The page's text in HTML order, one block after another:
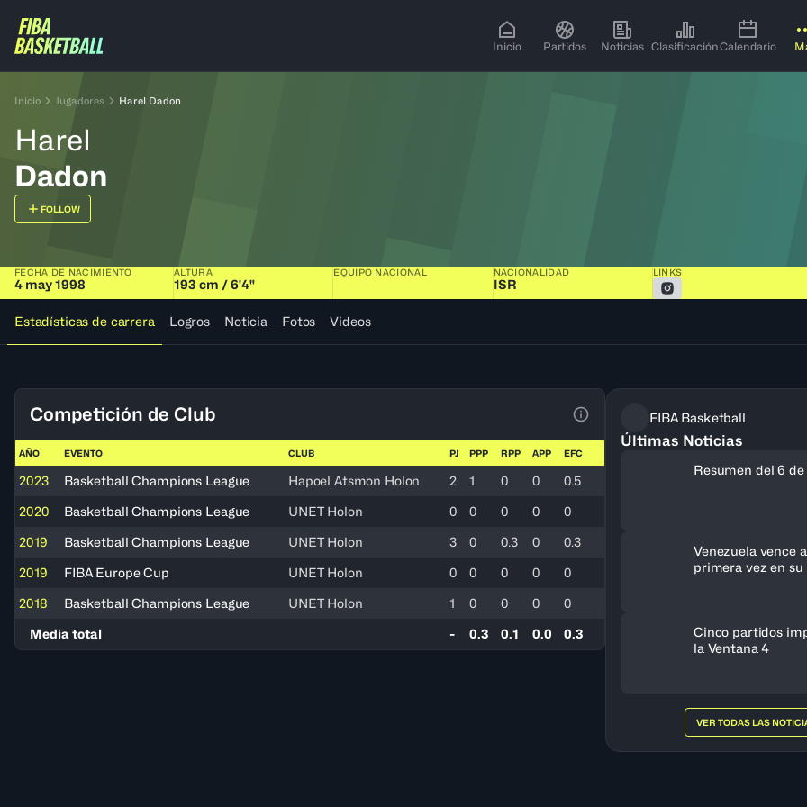
Inicio Partidos Noticias ClasificaciónCalendario
Inicio Jugadores Harel Dadon
Harel
Dadon
FOLLOW
FECHA DE NACIMIENTO
4 may 1998
ALTURA
193 cm / 6'4"
EQUIPO NACIONAL NACIONALIDAD
ISR
LINKS
Estadísticas de carrera Logros Noticia Fotos Videos
Competición de Club
Ver la leyenda
AÑO EVENTO CLUB PJ PPP RPP APP EFC
2023 Basketball Champions League Hapoel Atsmon Holon 2 1 0 0
0.5
2020
Basketball Champions League UNET Holon 0 0 0 0
0
2019
Basketball Champions League UNET Holon 3 0 0.3 0
0.3
2019
FIBA Europe Cup UNET Holon 0 0 0 0
0
2018
Basketball Champions League UNET Holon 1 0 0 0
0
Media total
- 0.3 0.1 0.0 0.3
FIBA Basketball
Últimas Noticias
Resumen del 6 de
Venezuela vence
primera vez en
Cinco partidos
la Ventana 4
VER TODAS LAS